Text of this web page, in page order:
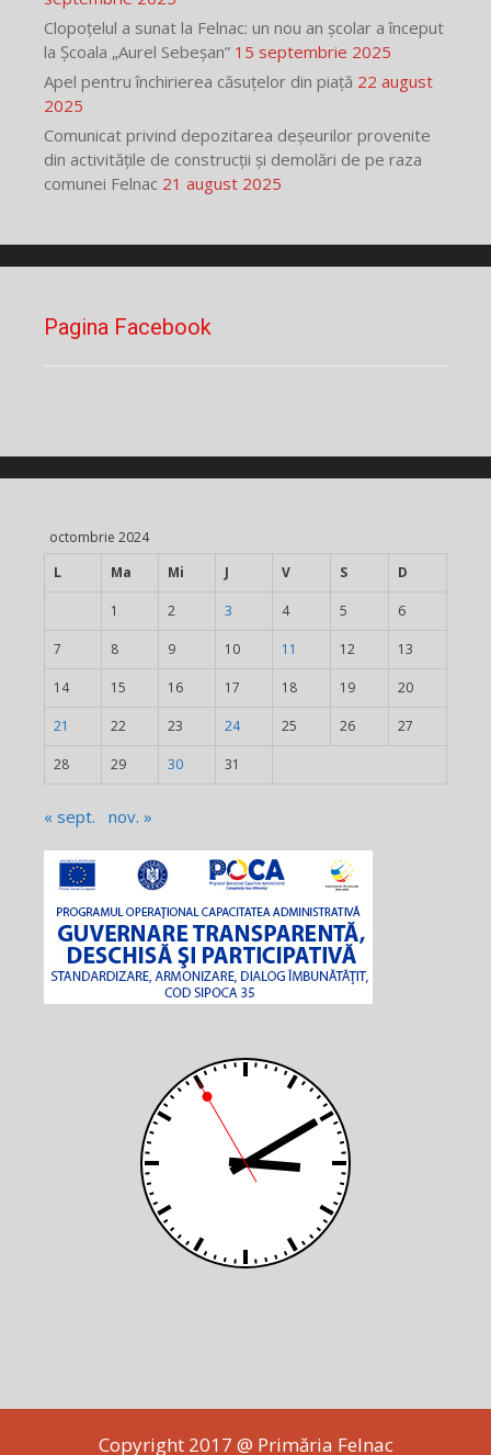
Clopoțelul a sunat la Felnac: un nou an școlar a început
la Școala „Aurel Sebeșan” 15 septembrie 2025
Apel pentru închirierea căsuțelor din piață 22 august
2025
Comunicat privind depozitarea deșeurilor provenite
din activitățile de construcții și demolări de pe raza
comunei Felnac 21 august 2025
Pagina Facebook
octombrie 2024
L
Ma Mi J V S D
1 2 3 4 5 6
7 8 9 10 11 12 13
14 15 16 17 18 19 20
21 22 23 24 25 26 27
28 29 30 31
« sept. nov. »
Copyright 2017 @ Primăria Felnac